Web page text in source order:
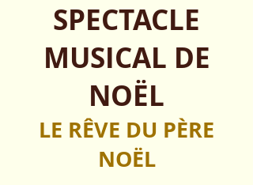
SPECTACLE
MUSICAL DE
NOËL
LE RÊVE DU PÈRE
NOËL